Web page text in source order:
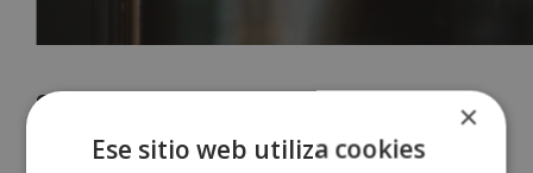
Se pueden pedir y dar vacaciones, pero
no obligar a hacerlas
×
Ese sitio web utiliza cookies